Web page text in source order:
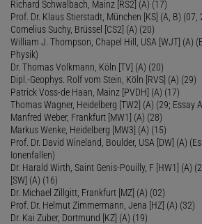
Richard Schwalbach, Mainz [RS2] (A) (17)
Prof. Dr. Klaus Stierstadt, München [KS] (A, B) (07,
Cornelius Suchy, Brüssel [CS2] (A) (20)
William J. Thompson, Chapel Hill, USA [WJT] (A)
Physik)
Dr. Thomas Volkmann, Köln [TV] (A) (20)
Dipl.-Geophys. Rolf vom Stein, Köln [RVS] (A) (29)
Patrick Voss-de Haan, Mainz [PVDH] (A) (17)
Thomas Wagner, Heidelberg [TW2] (A) (29; Essay
Manfred Weber, Frankfurt [MW1] (A) (28)
Markus Wenke, Heidelberg [MW3] (A) (15)
Prof. Dr. David Wineland, Boulder, USA [DW] (A)
Ionenfallen)
Dr. Harald Wirth, Saint Genis-Pouilly, F [HW1] (A)
[SW] (A) (16)
Dr. Michael Zillgitt, Frankfurt [MZ] (A) (02)
Prof. Dr. Helmut Zimmermann, Jena [HZ] (A) (32)
Dr. Kai Zuber, Dortmund [KZ] (A) (19)